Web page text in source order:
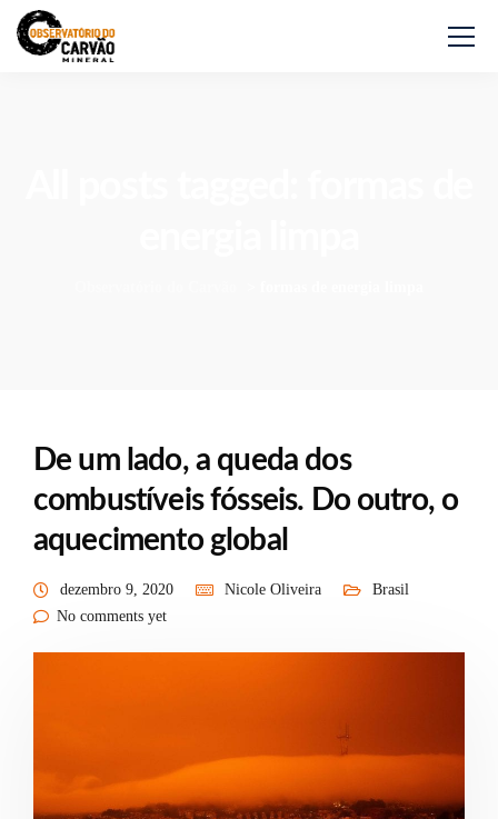
De um lado, a queda dos
combustíveis fósseis. Do outro, o
aquecimento global
dezembro 9, 2020 Nicole Oliveira
Brasil
No comments yet